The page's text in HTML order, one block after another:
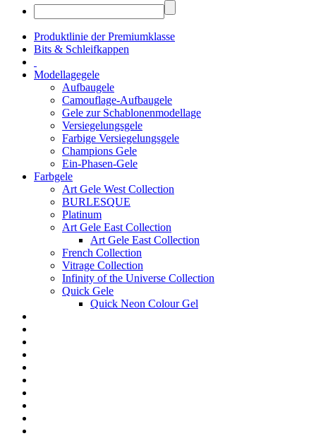
Produktlinie der Premiumklasse
Bits & Schleifkappen
Modellagegele
Aufbaugele
Camouflage-Aufbaugele
Gele zur Schablonenmodellage
Versiegelungsgele
Farbige Versiegelungsgele
Champions Gele
Ein-Phasen-Gele
Farbgele
Art Gele West Collection
BURLESQUE
Platinum
Art Gele East Collection
Art Gele East Collection
French Collection
Vitrage Collection
Infinity of the Universe Collection
Quick Gele
Quick Neon Colour Gel